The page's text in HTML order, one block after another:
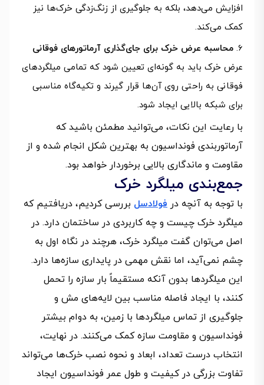
افزایش می‌دهد، بلکه به جلوگیری از زنگ‌زدگی خرک‌ها نیز
کمک می‌کند.
محاسبه عرض خرک برای جای‌گذاری آرماتورهای فوقانی
عرض خرک باید به گونه‌ای تعیین شود که تمامی میلگردهای
فوقانی به راحتی روی آن‌ها قرار گیرند و تکیه‌گاه مناسبی
برای شبکه بالایی ایجاد شود.
با رعایت این نکات، می‌توانید مطمئن باشید که
آرماتوربندی فونداسیون به بهترین شکل انجام شده و از
مقاومت و ماندگاری بالایی برخوردار خواهد بود.
جمع‌بندی میلگرد خرک
با توجه به آنچه در فولادسل بررسی کردیم، دریافتیم که
میلگرد خرک چیست و چه کاربردی در ساختمان دارد. در
اصل می‌توان گفت میلگرد خرک، هرچند در نگاه اول به
چشم نمی‌آید، اما نقش مهمی در پایداری سازه‌ها دارد.
این میلگردها بدون آنکه مستقیماً بار سازه را تحمل
کنند، با ایجاد فاصله مناسب بین لایه‌های مش و
جلوگیری از تماس میلگردها با زمین، به دوام بیشتر
فونداسیون و مقاومت سازه کمک می‌کنند. در نهایت،
انتخاب درست تعداد، ابعاد و نحوه نصب خرک‌ها می‌تواند
تفاوت بزرگی در کیفیت و طول عمر فونداسیون ایجاد